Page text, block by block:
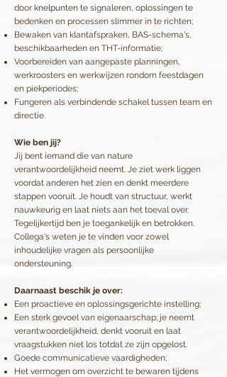
door knelpunten te signaleren, oplossingen te
bedenken en processen slimmer in te richten;
Bewaken van klantafspraken, BAS-schema's,
beschikbaarheden en THT-informatie;
Voorbereiden van aangepaste planningen,
werkroosters en werkwijzen rondom feestdagen
en piekperiodes;
Fungeren als verbindende schakel tussen team en
directie.
Wie ben jij?
Jij bent iemand die van nature
verantwoordelijkheid neemt. Je ziet werk liggen
voordat anderen het zien en denkt meerdere
stappen vooruit. Je houdt van structuur, werkt
nauwkeurig en laat niets aan het toeval over.
Tegelijkertijd ben je toegankelijk en betrokken.
Collega's weten je te vinden voor zowel
inhoudelijke vragen als persoonlijke
ondersteuning.
Daarnaast beschik je over:
Een proactieve en oplossingsgerichte instelling;
Een sterk gevoel van eigenaarschap; je neemt
verantwoordelijkheid, denkt vooruit en laat
vraagstukken niet los totdat ze zijn opgelost.
Goede communicatieve vaardigheden;
Het vermogen om overzicht te bewaren tijdens